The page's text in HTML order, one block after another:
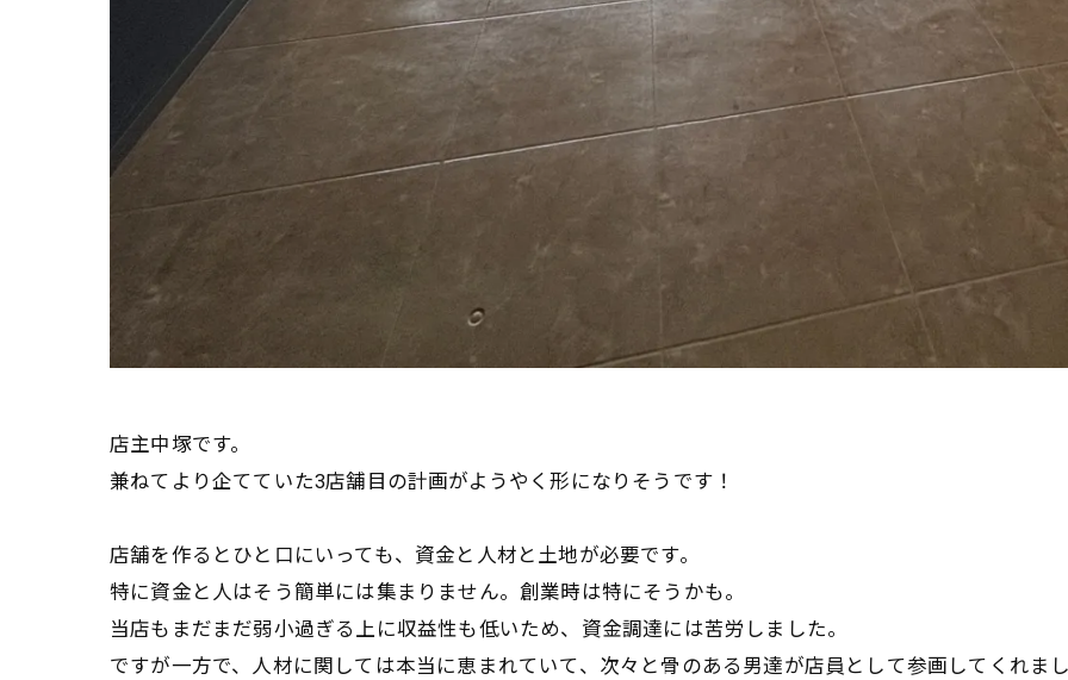
店主中塚です。
兼ねてより企てていた3店舗目の計画がようやく形になりそうです！
店舗を作るとひと口にいっても、資金と人材と土地が必要です。
特に資金と人はそう簡単には集まりません。創業時は特にそうかも。
当店もまだまだ弱小過ぎる上に収益性も低いため、資金調達には苦労しました。
ですが一方で、人材に関しては本当に恵まれていて、次々と骨のある男達が店員として参画してくれま